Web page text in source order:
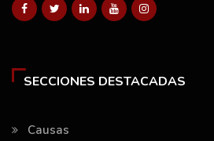
SECCIONES DESTACADAS
Causas